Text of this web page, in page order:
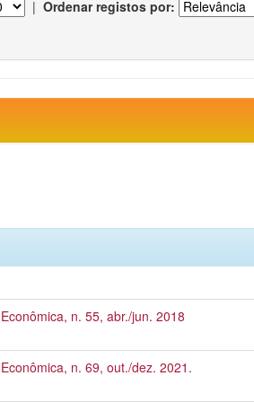
| Ordenar registos por:
n. 55, abr./jun. 2018
n. 69, out./dez. 2021.